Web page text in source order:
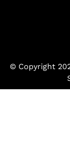
© Copyright